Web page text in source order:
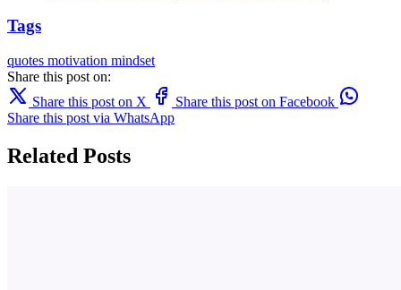
Tags
quotes motivation mindset
Share this post on:
Share this post on X
Share this post on Facebook
Share this post via WhatsApp
Related Posts